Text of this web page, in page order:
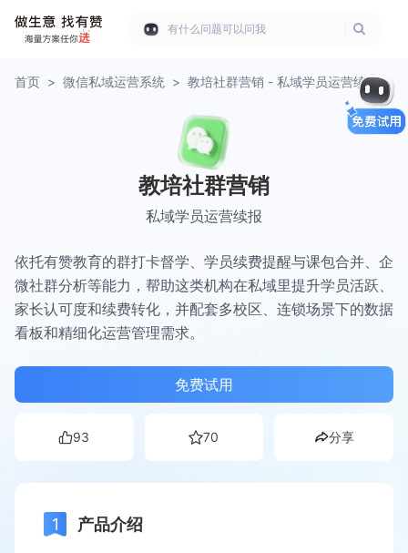
有什么问题可以问我
首页 > 微信私域运营系统 > 教培社群营销 - 私域学员运营续报
教培社群营销
私域学员运营续报
依托有赞教育的群打卡督学、学员续费提醒与课包合并、企
微社群分析等能力，帮助这类机构在私域里提升学员活跃、
家长认可度和续费转化，并配套多校区、连锁场景下的数据
看板和精细化运营管理需求。
免费试用
93 70 分享
产品介绍